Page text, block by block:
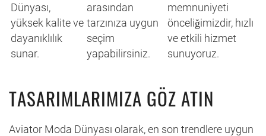
Dünyası,
yüksek kalite ve
dayanıklılık
sunar.
arasından
tarzınıza uygun
seçim
yapabilirsiniz.
memnuniyeti
önceliğimizdir, hızlı
ve etkili hizmet
sunuyoruz.
TASARIMLARIMIZA GÖZ ATIN
Aviator Moda Dünyası olarak, en son trendlere uygun